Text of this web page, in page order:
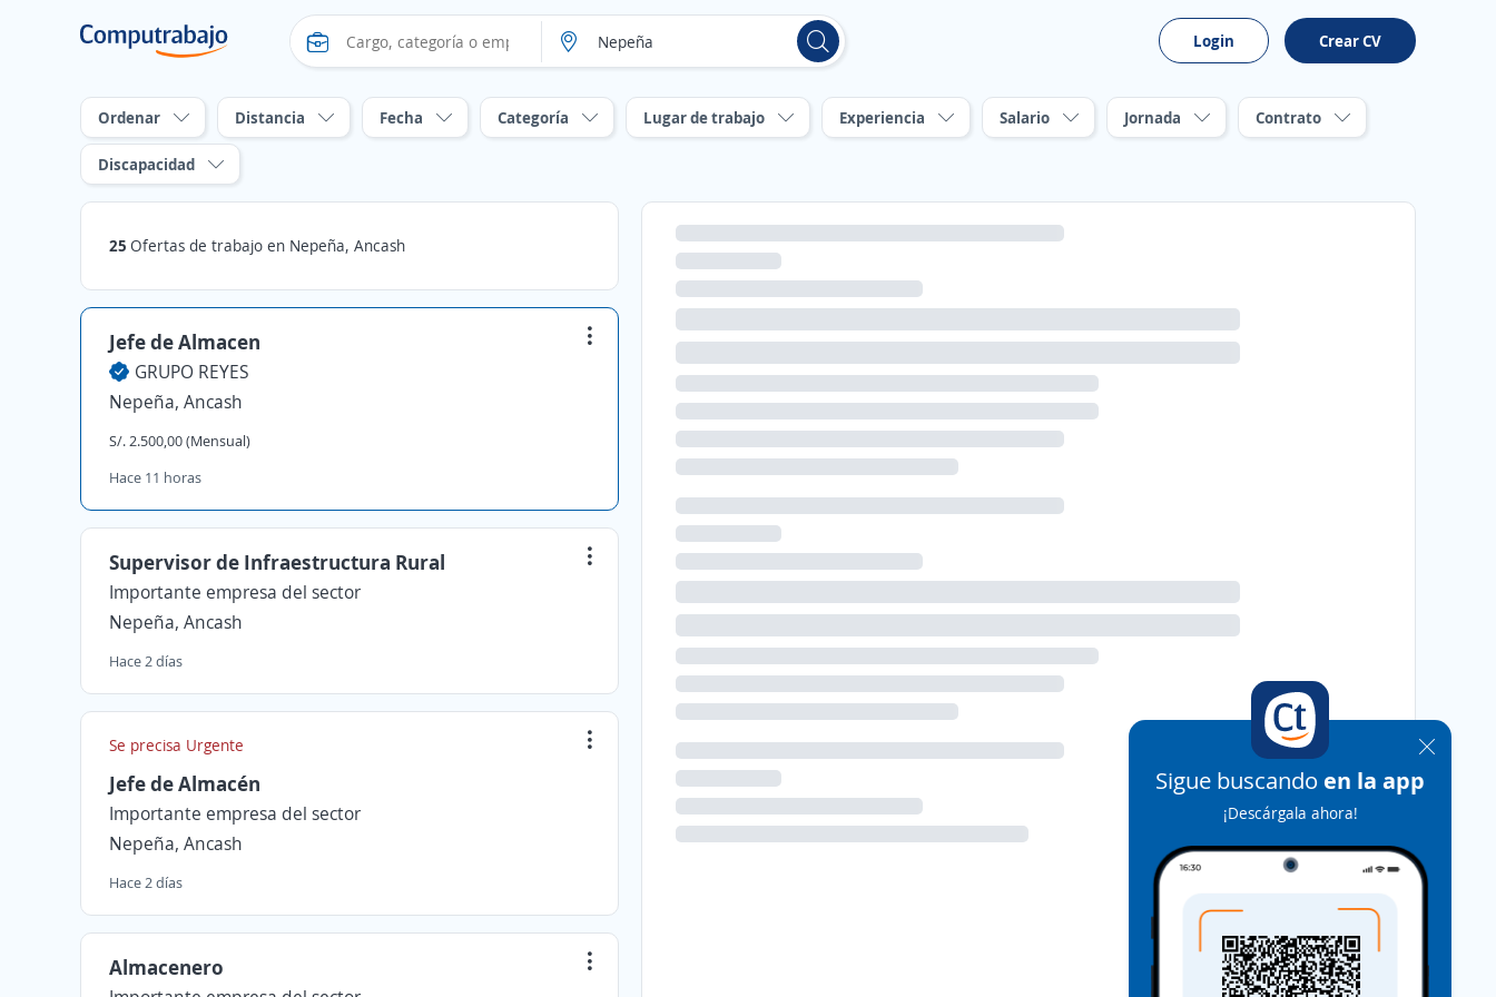
Login Crear CV
Ordenar Distancia Fecha Categoría Lugar de trabajo Experiencia Salario Jornada Contrato
Discapacidad
25 Ofertas de trabajo en Nepeña, Ancash
Jefe de Almacen
GRUPO REYES
Nepeña, Ancash
S/. 2.500,00 (Mensual)
Hace 11 horas
Supervisor de Infraestructura Rural
Importante empresa del sector
Nepeña, Ancash
Hace 2 días
Se precisa Urgente
Jefe de Almacén
Importante empresa del sector
Nepeña, Ancash
Hace 2 días
Almacenero
Sigue buscando en la app
¡Descárgala ahora!